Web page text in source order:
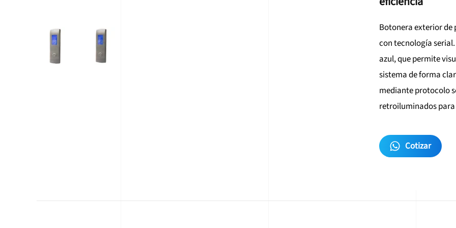
Botonera exterior de
con tecnología
azul, que permite
sistema de forma
mediante protocolo
retroiluminados
Cotizar